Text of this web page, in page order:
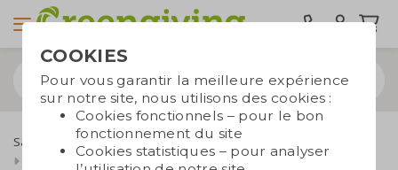
Sacs durables Sacs publicitaires
Sacs en coton
Shoppers en coton du S au XL
COOKIES
Pour vous garantir la meilleure expérience
sur notre site, nous utilisons des cookies :
Cookies fonctionnels – pour le bon
fonctionnement du site
Cookies statistiques – pour analyser